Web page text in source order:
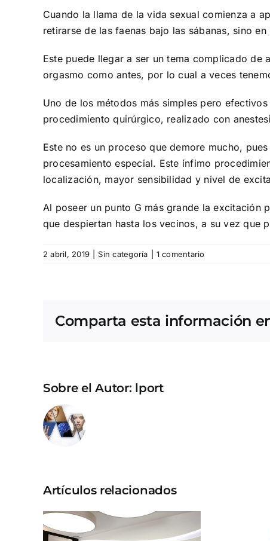
Cuando la llama de la vida sexual comienza a
retirarse de las faenas bajo las sábanas, sino
Este puede llegar a ser un tema complicado de
orgasmo como antes, por lo cual a veces
Uno de los métodos más simples pero
procedimiento quirúrgico, realizado con
Este no es un proceso que demore mucho,
procesamiento especial. Este ínfimo
localización, mayor sensibilidad y nivel de
Al poseer un punto G más grande la
que despiertan hasta los vecinos, a su vez que
2 abril, 2019 Sin categoría 1 comentario
Comparta esta información
Sobre el Autor: lport
Artículos relacionados